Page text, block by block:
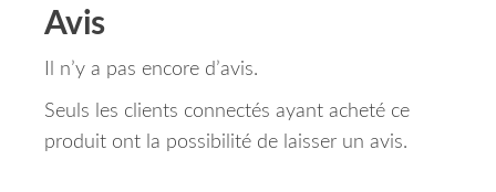
Avis
Il n’y a pas encore d’avis.
Seuls les clients connectés ayant acheté ce
produit ont la possibilité de laisser un avis.